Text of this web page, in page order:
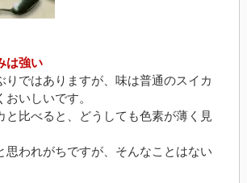
は強い
りではありますが、味は普通のスイカ
いしいです。
と比べると、どうしても色素が薄く見
思われがちですが、そんなことはない